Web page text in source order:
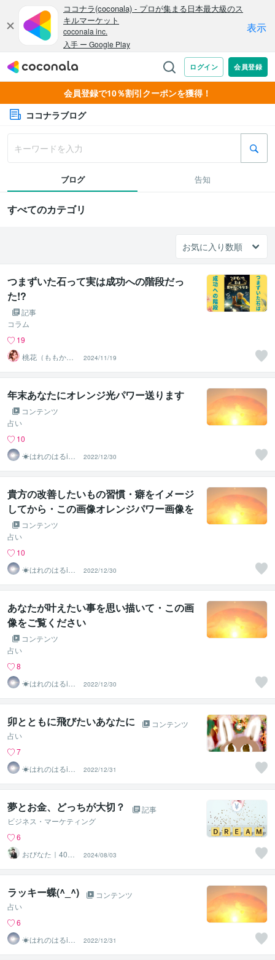
会員登録で10％割引クーポンを獲得！
ココナラブログ
ブログ 告知
すべてのカテゴリ
つまずいた石って実は成功への階段だっ
た!?
記事
コラム
19
桃花（ももか）
♡強運パワー心
のオアシス♡
2024/11/19
年末あなたにオレンジ光パワー送ります
コンテンツ
占い
10
☀はれのはるiec
∞◉
2022/12/30
貴方の改善したいもの習慣・癖をイメージ
してから・この画像オレンジパワー画像を
ご覧ください
コンテンツ
占い
10
☀はれのはるiec
∞◉
2022/12/30
あなたが叶えたい事を思い描いて・この画
像をご覧ください
コンテンツ
占い
8
☀はれのはるiec
∞◉
2022/12/30
卯とともに飛びたいあなたに
コンテンツ
占い
7
☀はれのはるiec
∞◉
2022/12/31
夢とお金、どっちが大切？
記事
ビジネス・マーケティング
6
おびなた｜40
代・50代の就活
サポーター
2024/08/03
ラッキー蝶(^_^)
コンテンツ
占い
6
☀はれのはるiec
∞◉
2022/12/31